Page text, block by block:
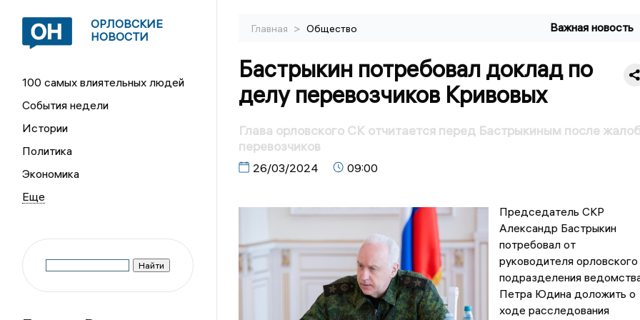
ОРЛОВСКИЕ
НОВОСТИ
100 самых влиятельных людей
События недели
Истории
Политика
Экономика
Главная > Общество Важная новость
Бастрыкин потребовал доклад по
делу перевозчиков Кривовых
Глава орловского СК отчитается перед Бастрыкиным после
перевозчиков
26/03/2024 09:00
Председатель СКР
Александр Бастрыкин
потребовал от
руководителя орловского
подразделения
Петра Юдина доложить о
ходе расследования